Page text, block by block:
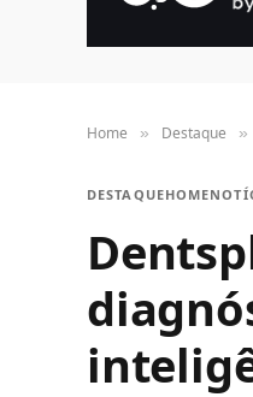
Home » Destaque »
DESTAQUEHOME